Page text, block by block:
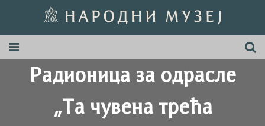
Радионица за одрасле
„Та чувена трећа